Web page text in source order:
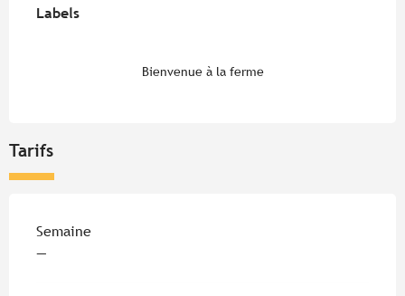
Labels
Labels
Bienvenue à la ferme
Tarifs
Tarifs 2026
Semaine
—